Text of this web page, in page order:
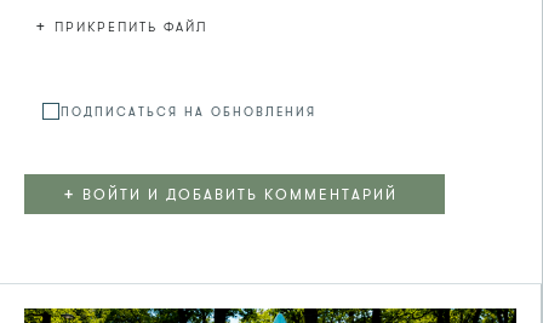
+ ПРИКРЕПИТЬ ФАЙЛ
ПОДПИСАТЬСЯ НА ОБНОВЛЕНИЯ
+ ВОЙТИ И ДОБАВИТЬ КОММЕНТАРИЙ